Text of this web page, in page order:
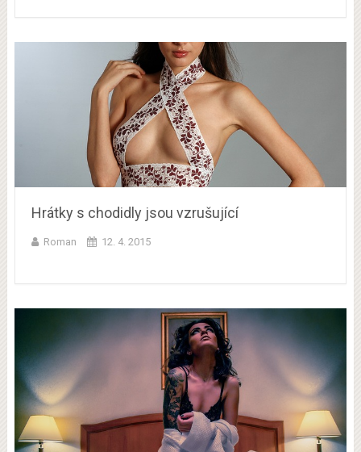
Hrátky s chodidly jsou vzrušující
Roman 12. 4. 2015